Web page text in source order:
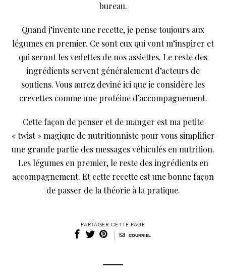
bureau.
Quand j’invente une recette, je pense toujours aux
légumes en premier. Ce sont eux qui vont m’inspirer et
qui seront les vedettes de nos assiettes. Le reste des
ingrédients servent généralement d’acteurs de
soutiens. Vous aurez deviné ici que je considère les
crevettes comme une protéine d’accompagnement.
Cette façon de penser et de manger est ma petite
« twist » magique de nutritionniste pour vous simplifier
une grande partie des messages véhiculés en nutrition.
Les légumes en premier, le reste des ingrédients en
accompagnement. Et cette recette est une bonne façon
de passer de la théorie à la pratique.
partager cette page
courriel